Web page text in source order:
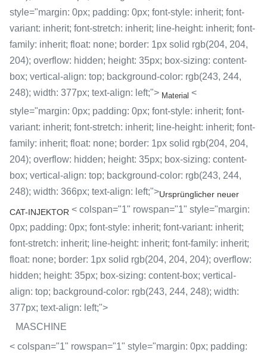
style="margin: 0px; padding: 0px; font-style: inherit; font-
variant: inherit; font-stretch: inherit; line-height: inherit; font-
family: inherit; float: none; border: 1px solid rgb(204, 204,
204); overflow: hidden; height: 35px; box-sizing: content-
box; vertical-align: top; background-color: rgb(243, 244,
248); width: 377px; text-align: left;"> Material <
style="margin: 0px; padding: 0px; font-style: inherit; font-
variant: inherit; font-stretch: inherit; line-height: inherit; font-
family: inherit; float: none; border: 1px solid rgb(204, 204,
204); overflow: hidden; height: 35px; box-sizing: content-
box; vertical-align: top; background-color: rgb(243, 244,
248); width: 366px; text-align: left;">Ursprünglicher neuer
CAT-INJEKTOR < colspan="1" rowspan="1" style="margin:
0px; padding: 0px; font-style: inherit; font-variant: inherit;
font-stretch: inherit; line-height: inherit; font-family: inherit;
float: none; border: 1px solid rgb(204, 204, 204); overflow:
hidden; height: 35px; box-sizing: content-box; vertical-
align: top; background-color: rgb(243, 244, 248); width:
377px; text-align: left;">
MASCHINE
< colspan="1" rowspan="1" style="margin: 0px; padding: